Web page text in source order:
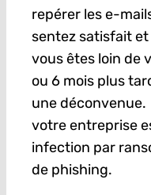
repérer les e-
sentez satisfait
vous êtes loin de
ou 6 mois plus
une
votre entreprise
infection par
de phishing.